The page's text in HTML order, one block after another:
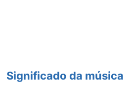
Significado da música